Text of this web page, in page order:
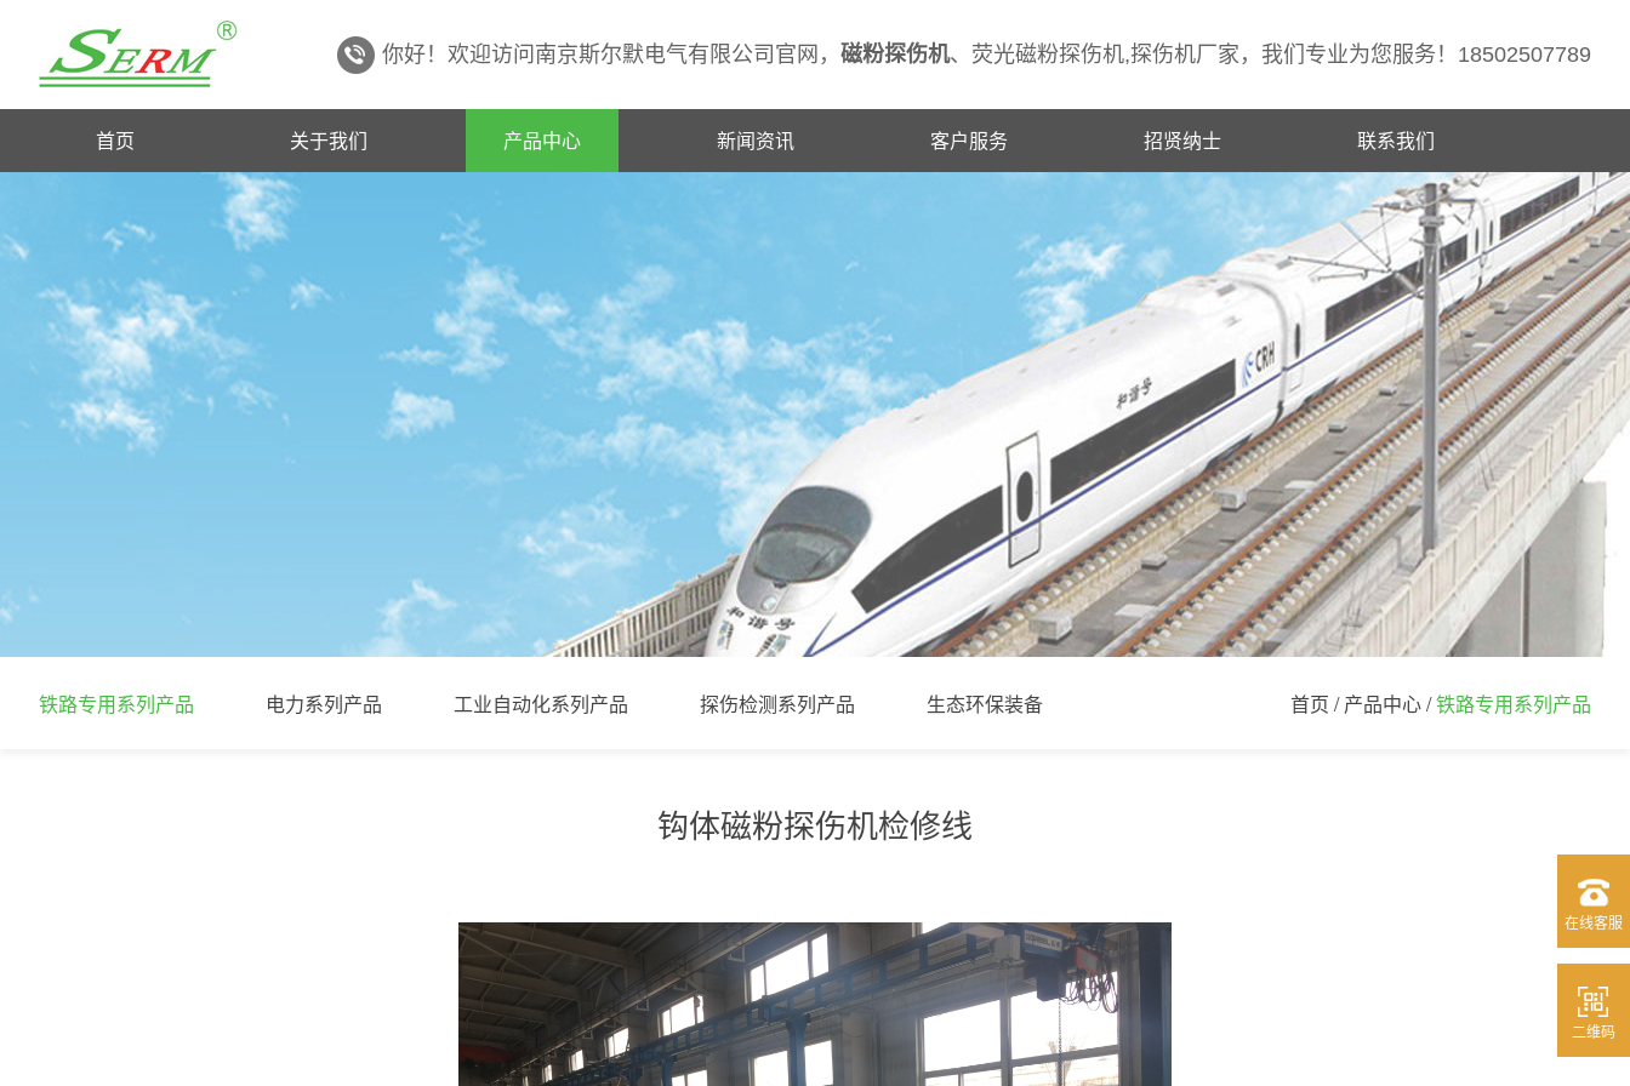
你好！欢迎访问南京斯尔默电气有限公司官网， 磁粉探伤机、荧光磁粉探伤机,探伤机厂家，我们专业为您服务！18502507789
首页 关于我们 产品中心 新闻资讯 客户服务 招贤纳士 联系我们
铁路专用系列产品 电力系列产品 工业自动化系列产品 探伤检测系列产品 生态环保装备 首页 /产品中心/铁路专用系列产品
钩体磁粉探伤机检修线
在线客服
二维码